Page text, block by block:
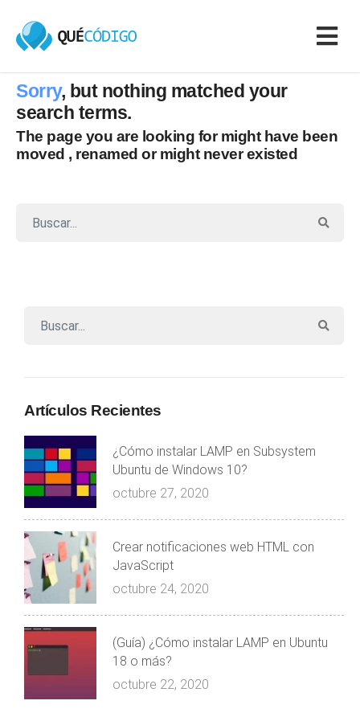
Sorry, but nothing matched your
search terms.
The page you are looking for might have been
moved , renamed or might never existed
Artículos Recientes
¿Cómo instalar LAMP en Subsystem
Ubuntu de Windows 10?
octubre 27, 2020
Crear notificaciones web HTML con
JavaScript
octubre 24, 2020
(Guía) ¿Cómo instalar LAMP en Ubuntu
18 o más?
octubre 22, 2020